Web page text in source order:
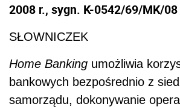
2008 r., sygn. K-0542/69/MK/08
SŁOWNICZEK
Home Banking umożliwia
bankowych bezpośrednio z
samorządu, dokonywanie